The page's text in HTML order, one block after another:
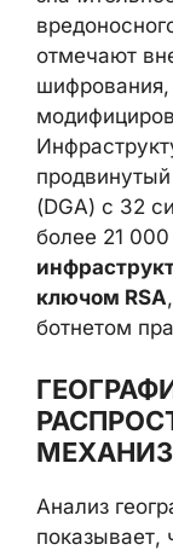
отмечают
(DGA) с 32
более 21
ключом RSA
ботнетом
Анализ
показывает,